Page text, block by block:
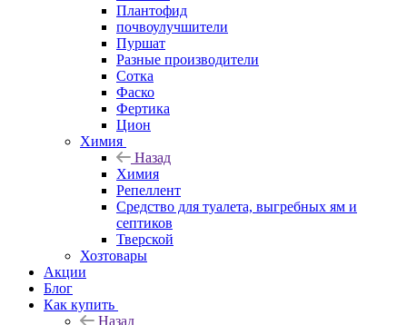
Плантофид
почвоулучшители
Пуршат
Разные производители
Сотка
Фаско
Фертика
Цион
Химия
Назад
Химия
Репеллент
Средство для туалета, выгребных ям и
септиков
Тверской
Хозтовары
Акции
Блог
Как купить
Назад